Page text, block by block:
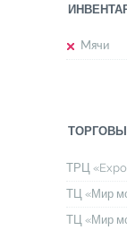
Мячи
ТРЦ
ТЦ «Мир
ТЦ «Мир